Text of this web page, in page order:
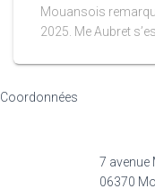
Mouansois
2025. Me Aubret
Coordonnées
7 avenue
06370